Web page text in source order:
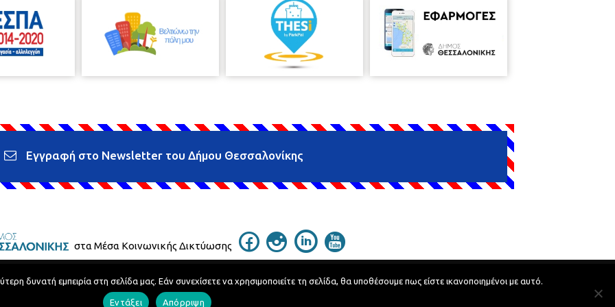
Εγγραφή στο Newsletter του Δήμου Θεσσαλονίκης
στα Μέσα Κοινωνικής Δικτύωσης
Τηλεφωνικός Κατάλογος Developed byMyCompany Projects
δυνατή εμπειρία στη σελίδα μας. Εάν συνεχίσετε να χρησιμοποιείτε τη σελίδα, θα υποθέσουμε πως είστε ικανοποιημένοι με αυτό.
Εντάξει Απόρριψη